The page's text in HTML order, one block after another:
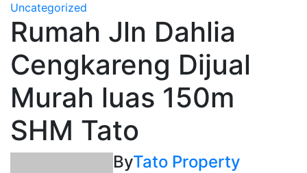
Uncategorized
Rumah Jln Dahlia
Cengkareng Dijual
Murah luas 150m
SHM Tato
ByTato Property